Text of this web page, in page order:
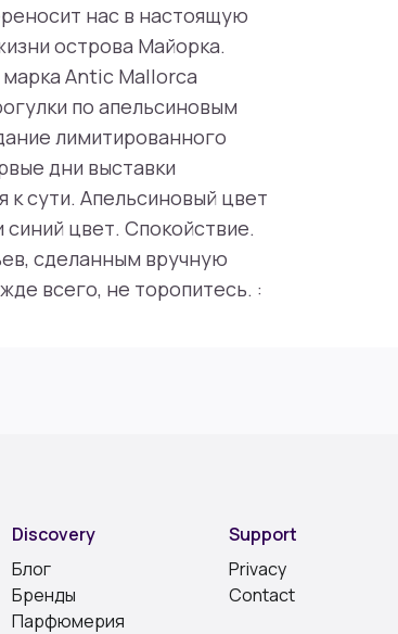
нас в настоящую
острова Майорка.
Antic Mallorca
по апельсиновым
лимитированного
дни выставки
сути. Апельсиновый цвет
цвет. Спокойствие.
сделанным вручную
всего, не торопитесь. :
Discovery
Блог
Бренды
Парфюмерия
Support
Privacy
Contact